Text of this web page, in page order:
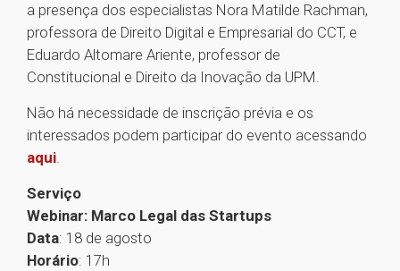
a presença dos especialistas Nora Matilde Rachman,
professora de Direito Digital e Empresarial do CCT, e
Eduardo Altomare Ariente, professor de
Constitucional e Direito da Inovação da UPM.
Não há necessidade de inscrição prévia e os
interessados podem participar do evento acessando
aqui.
Serviço
Webinar: Marco Legal das Startups
Data: 18 de agosto
Horário: 17h